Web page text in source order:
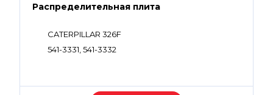
Распределительная плита
CATERPILLAR 326F
541-3331, 541-3332